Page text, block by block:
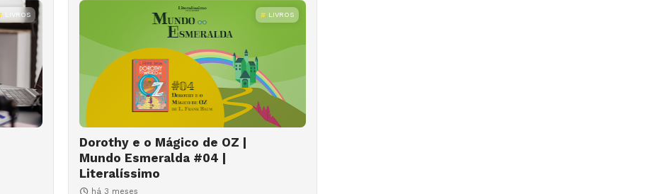
LIVROS LIVROS
Dorothy e o Mágico de OZ |
Mundo Esmeralda #04 |
Literalíssimo
há 3 meses